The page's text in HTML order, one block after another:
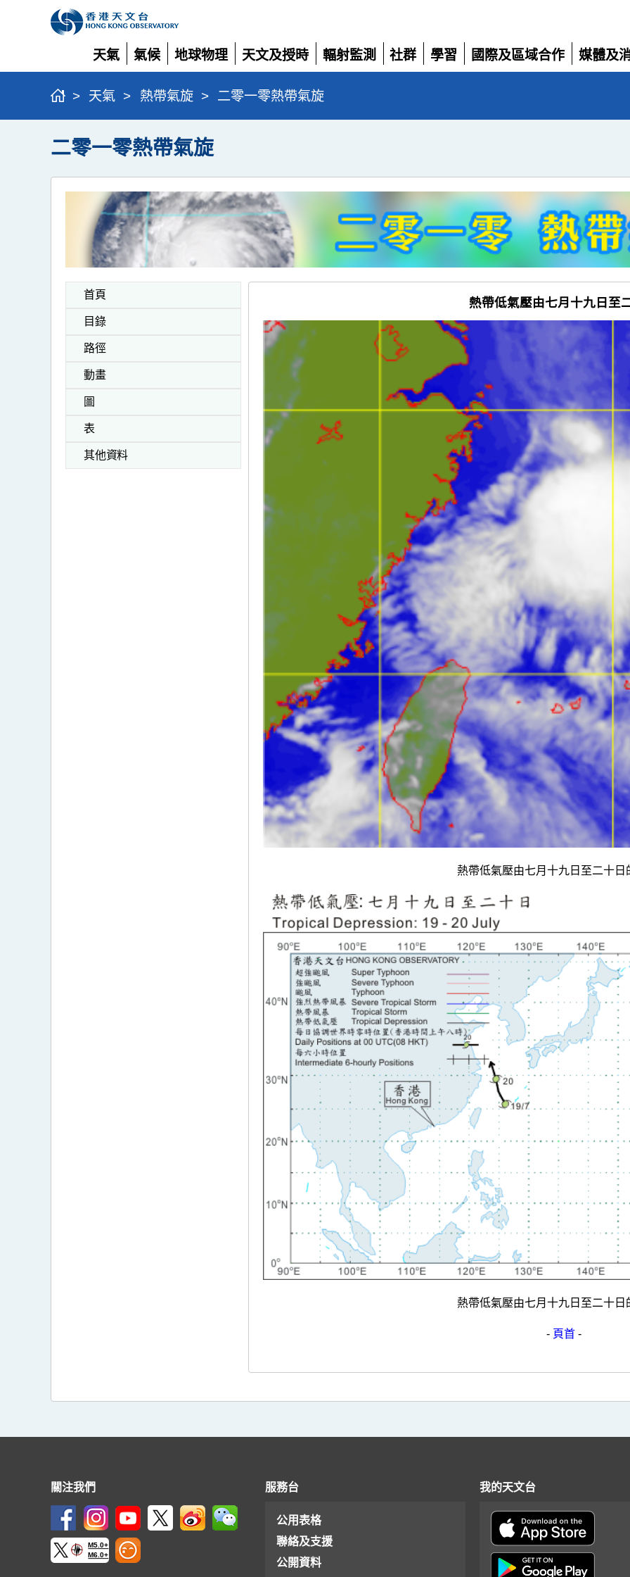
天氣
展
開
氣候
展
開
地球物理
展
開
天文及授時
展
開
輻射監測
展
開
社群
展
學習
展
國際及區域合作
展
媒體及
展
> 天氣 > 熱帶氣旋 > 二零一零熱帶氣旋
二零一零熱帶氣旋
首頁
目錄
路徑
動畫
圖
表
其他資料
熱帶低氣壓由七月十九日至
熱帶低氣壓由七月十九日至二十日
熱帶低氣壓由七月十九日至二十日
- 頁首 -
關注我們
M5.0+
M6.0+
服務台
公用表格
聯絡及支援
公開資料
我的天文台